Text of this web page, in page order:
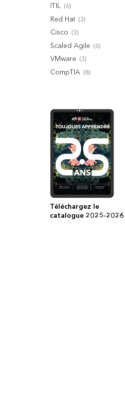
ITIL (6)
Red Hat (3)
Cisco (3)
Scaled Agile (6)
VMware (3)
CompTIA (8)
Téléchargez le
catalogue 2025-2026